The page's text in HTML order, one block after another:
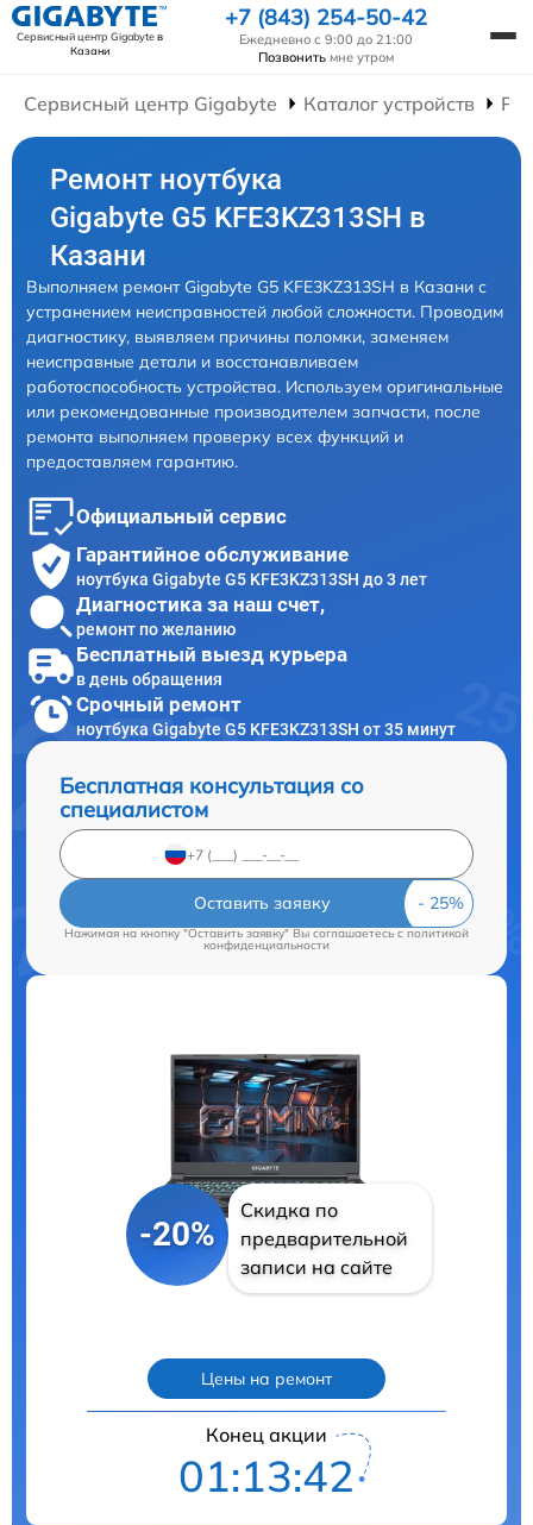
Сервисный центр Gigabyteв
Казани
+7 (843) 254-50-42
Ежедневно с 9:00 до 21:00
Позвонить мне утром
Сервисный центр Gigabyte Каталог устройств
Ремонт ноутбука
Gigabyte G5 KFE3KZ313SH в
Казани
Выполняем ремонт Gigabyte G5 KFE3KZ313SH в Казани с
устранением неисправностей любой сложности. Проводим
диагностику, выявляем причины поломки, заменяем
неисправные детали и восстанавливаем
работоспособность устройства. Используем оригинальные
или рекомендованные производителем запчасти, после
ремонта выполняем проверку всех функций и
предоставляем гарантию.
Официальный сервис
Гарантийное обслуживание
ноутбука Gigabyte G5 KFE3KZ313SH до 3 лет
Диагностика за наш счет,
ремонт по желанию
Бесплатный выезд курьера
в день обращения
Срочный ремонт
ноутбука Gigabyte G5 KFE3KZ313SH от 35 минут
Бесплатная консультация со
специалистом
Оставить заявку
Нажимая на кнопку "Оставить заявку" Вы соглашаетесь cполитикой
конфиденциальности
-20%
Скидка по
предварительной
записи на сайте
Цены на ремонт
Конец акции
01:13:40